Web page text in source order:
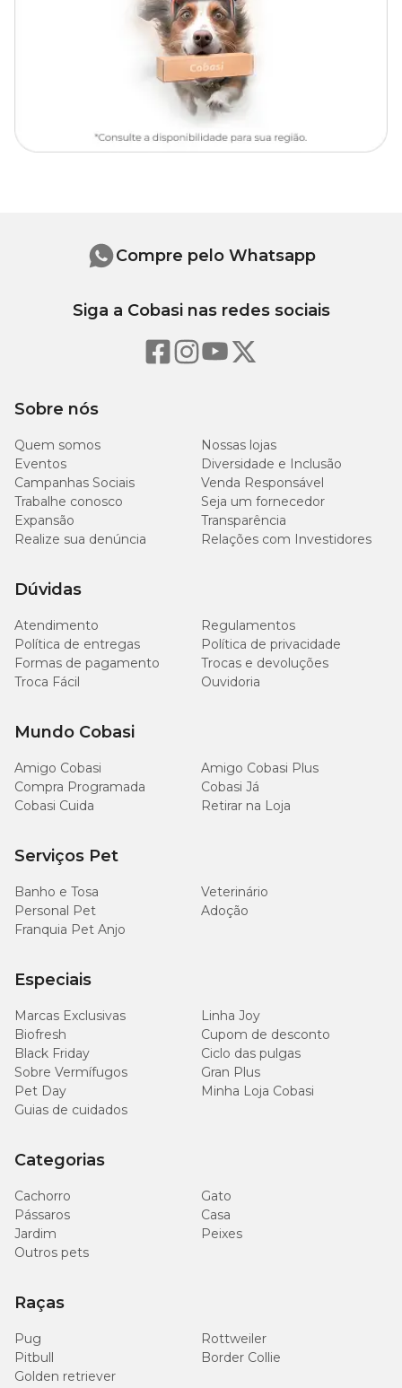
Sobre nós
Quem somos
Nossas lojas
Eventos
Diversidade e Inclusão
Campanhas Sociais
Venda Responsável
Trabalhe conosco
Seja um fornecedor
Expansão
Transparência
Realize sua denúncia
Relações com Investidores
Dúvidas
Atendimento
Regulamentos
Política de entregas
Política de privacidade
Formas de pagamento
Trocas e devoluções
Troca Fácil
Ouvidoria
Mundo Cobasi
Amigo Cobasi
Amigo Cobasi Plus
Compra Programada
Cobasi Já
Cobasi Cuida
Retirar na Loja
Serviços Pet
Banho e Tosa
Veterinário
Personal Pet
Adoção
Franquia Pet Anjo
Especiais
Marcas Exclusivas
Linha Joy
Biofresh
Cupom de desconto
Black Friday
Ciclo das pulgas
Sobre Vermífugos
Gran Plus
Pet Day
Minha Loja Cobasi
Guias de cuidados
Categorias
Cachorro
Gato
Pássaros
Casa
Jardim
Peixes
Outros pets
Raças
Pug
Rottweiler
Pitbull
Border Collie
Golden retriever
Compre pelo Whatsapp
Siga a Cobasi nas redes sociais